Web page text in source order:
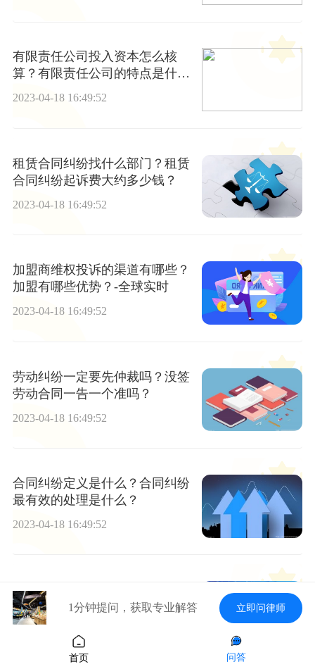
有限责任公司投入资本怎么核
算？有限责任公司的特点是什
么？
2023-04-18 16:49:52
租赁合同纠纷找什么部门？租赁
合同纠纷起诉费大约多少钱？
2023-04-18 16:49:52
加盟商维权投诉的渠道有哪些？
加盟有哪些优势？-全球实时
2023-04-18 16:49:52
劳动纠纷一定要先仲裁吗？没签
劳动合同一告一个准吗？
2023-04-18 16:49:52
合同纠纷定义是什么？合同纠纷
最有效的处理是什么？
2023-04-18 16:49:52
公积金是夫妻共同财产吗？公积
金夫妻用一个好还是两个好？
1分钟提问，获取专业解答 立即问律师
首页 问答